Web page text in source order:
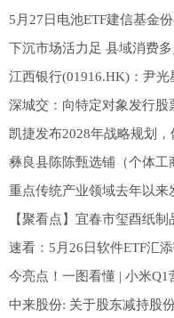
下沉市场活力足 县域消费
江西银行(01916.HK)：尹
深城交：向特定对象发行股
凯捷发布2028年战略规划
彝良县陈陈甄选铺（个体工
重点传统产业领域去年以来
【聚看点】宜春市玺酉纸